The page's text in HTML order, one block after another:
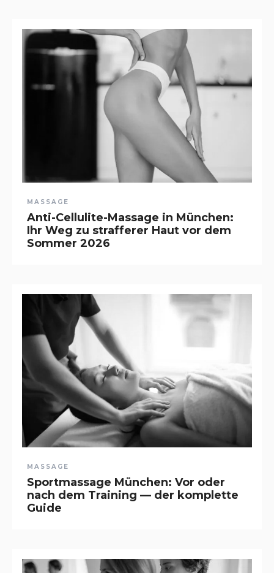
MASSAGE
Anti-Cellulite-Massage in München:
Ihr Weg zu strafferer Haut vor dem
Sommer 2026
MASSAGE
Sportmassage München: Vor oder
nach dem Training — der komplette
Guide